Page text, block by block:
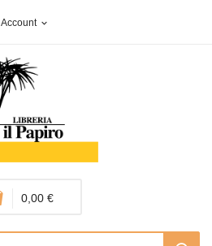
Account expand_more
0,00 €